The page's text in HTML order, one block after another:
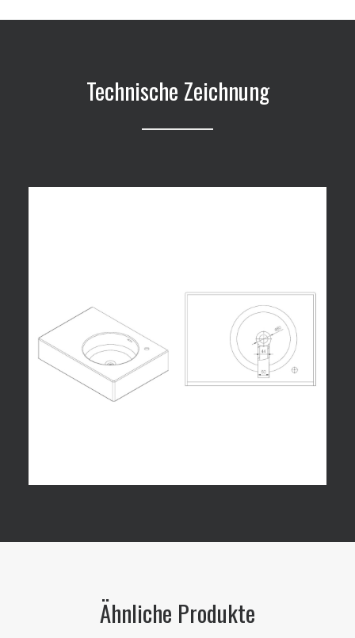
Technische Zeichnung
Ähnliche Produkte